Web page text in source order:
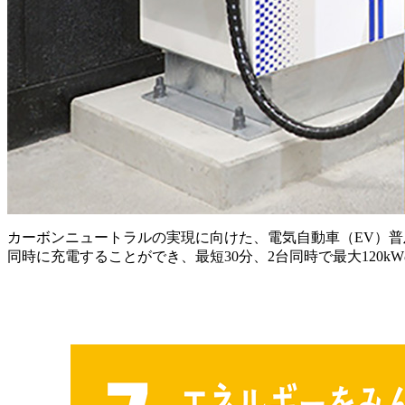
カーボンニュートラルの実現に向けた、電気自動車（EV）
同時に充電することができ、最短30分、2台同時で最大